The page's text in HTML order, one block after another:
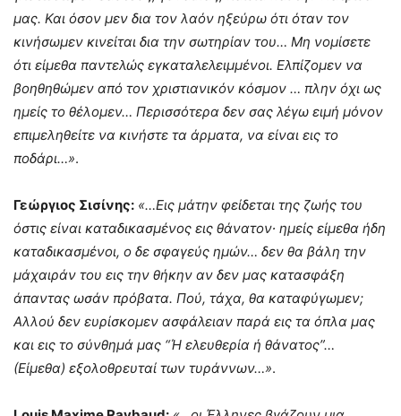
μας. Και όσον μεν δια τον λαόν ηξεύρω ότι όταν τον
κινήσωμεν κινείται δια την σωτηρίαν του… Μη νομίσετε
ότι είμεθα παντελώς εγκαταλελειμμένοι. Ελπίζομεν να
βοηθηθώμεν από τον χριστιανικόν κόσμον … πλην όχι ως
ημείς το θέλομεν… Περισσότερα δεν σας λέγω ειμή μόνον
επιμεληθείτε να κινήστε τα άρματα, να είναι εις το
ποδάρι…».
Γεώργιος Σισίνης: «…Εις μάτην φείδεται της ζωής του
όστις είναι καταδικασμένος εις θάνατον∙ ημείς είμεθα ήδη
καταδικασμένοι, ο δε σφαγεύς ημών… δεν θα βάλη την
μάχαιράν του εις την θήκην αν δεν μας κατασφάξη
άπαντας ωσάν πρόβατα. Πού, τάχα, θα καταφύγωμεν;
Αλλού δεν ευρίσκομεν ασφάλειαν παρά εις τα όπλα μας
και εις το σύνθημά μας “Ή ελευθερία ή θάνατος”…
(Είμεθα) εξολοθρευταί των τυράννων…».